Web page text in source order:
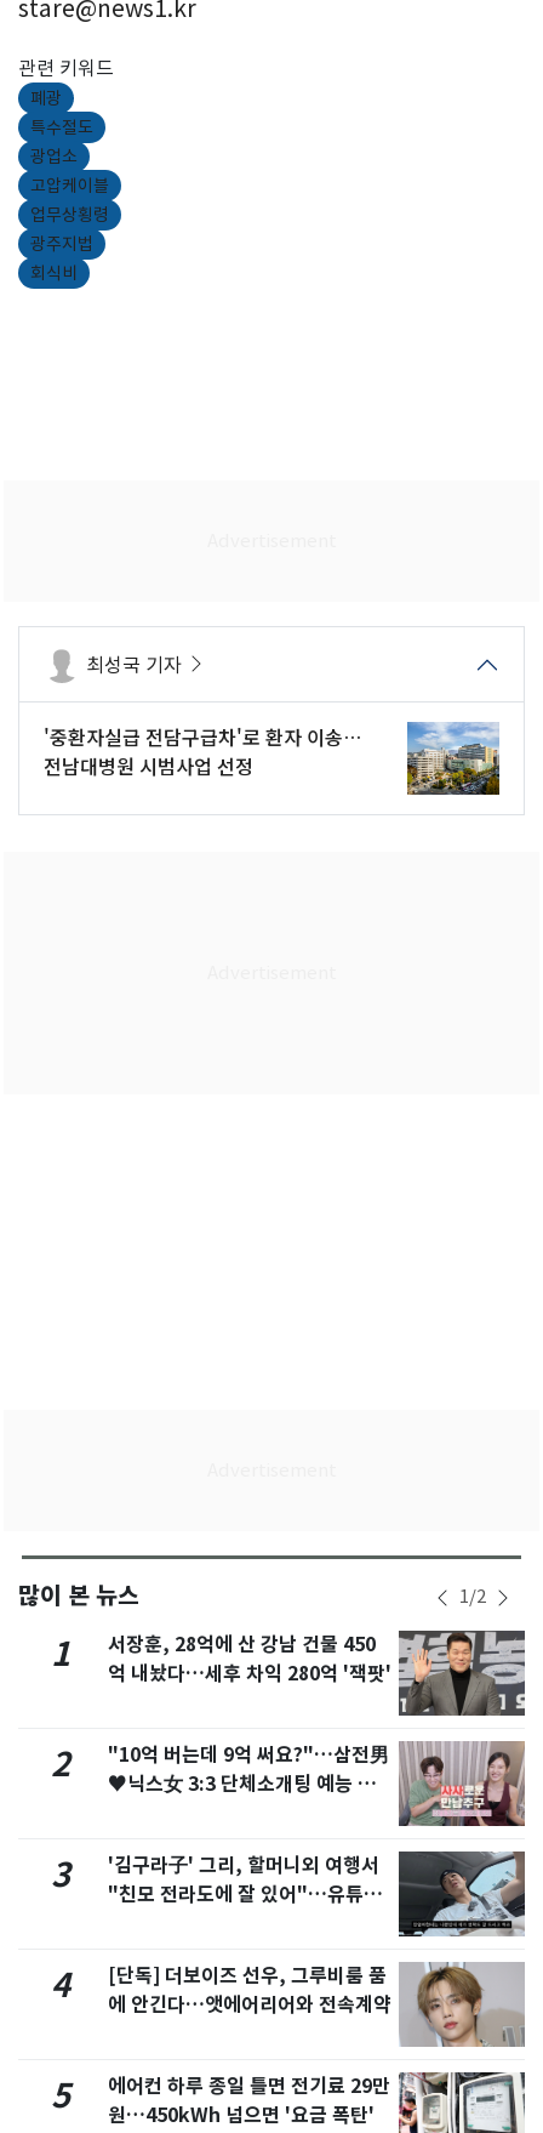
stare@news1.kr
관련 키워드
폐광
특수절도
광업소
고압케이블
업무상횡령
광주지법
회식비
최성국 기자
'중환자실급 전담구급차'로 환자 이송…
전남대병원 시범사업 선정
많이 본 뉴스 1/2
1
서장훈, 28억에 산 강남 건물 450
억 내놨다…세후 차익 280억 '잭팟'
2
"10억 버는데 9억 써요?"…삼전男
♥닉스女 3:3 단체소개팅 예능 화
3
'김구라子' 그리, 할머니외 여행서
"친모 전라도에 잘 있어"…유튜브
4
[단독] 더보이즈 선우, 그루비룸 품
에 안긴다…앳에어리어와 전속계약
5
에어컨 하루 종일 틀면 전기료 29만
원…450kWh 넘으면 '요금 폭탄'